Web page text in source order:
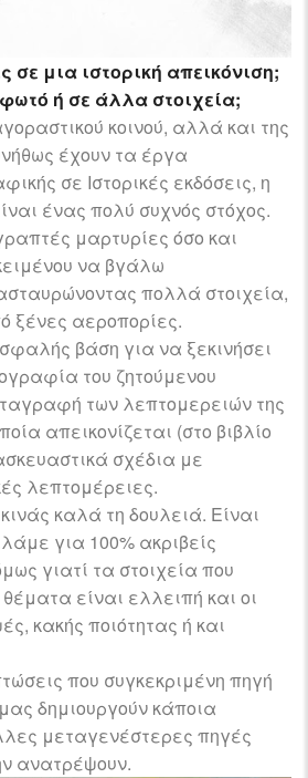
σε μια ιστορική απεικόνιση;
ή σε άλλα στοιχεία;
κοινού, αλλά και της
έχουν τα έργα
σε Ιστορικές εκδόσεις, η
ένας πολύ συχνός στόχος.
μαρτυρίες όσο και
να βγάλω
πολλά στοιχεία,
ξένες αεροπορίες.
βάση για να ξεκινήσει
του ζητούμενου
των λεπτομερειών της
απεικονίζεται (στο βιβλίο
σχέδια με
λεπτομέρειες.
καλά τη δουλειά. Είναι
για 100% ακριβείς
γιατί τα στοιχεία που
είναι ελλειπή και οι
κακής ποιότητας ή και
που συγκεκριμένη πηγή
δημιουργούν κάποια
μεταγενέστερες πηγές
ανατρέψουν.